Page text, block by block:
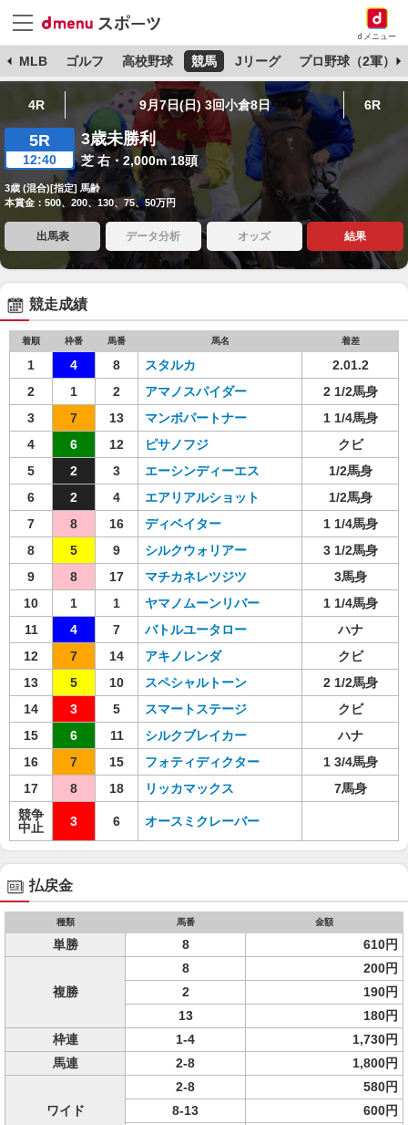
dメニュー
MLB ゴルフ 高校野球 競馬 Jリーグ プロ野球（2軍）
4R 9月7日(日) 3回小倉8日 6R
5R
12:40
3歳未勝利
芝 右・2,000m 18頭
3歳 (混合)[指定] 馬齢
本賞金：500、200、130、75、50万円
出馬表 データ分析 オッズ 結果
競走成績
着順 枠番 馬番 馬名 着差
1 4 8 スタルカ
2.01.2
2
1 2 アマノスパイダー
2 1/2馬身
3
7 13 マンボパートナー
1 1/4馬身
4
6 12 ピサノフジ
クビ
5
2 3 エーシンディーエス
1/2馬身
6
2 4 エアリアルショット
1/2馬身
7
8 16 ディベイター
1 1/4馬身
8
5 9 シルクウォリアー
3 1/2馬身
9
8 17 マチカネレツジツ
3馬身
10
1 1 ヤマノムーンリバー
1 1/4馬身
11
4 7 バトルユータロー
ハナ
12
7 14 アキノレンダ
クビ
13
5 10 スペシャルトーン
2 1/2馬身
14
3 5 スマートステージ
クビ
15
6 11 シルクブレイカー
ハナ
16
7 15 フォティディクター
1 3/4馬身
17
8 18 リッカマックス
7馬身
競争
中止
3 6 オースミクレーバー
払戻金
種類 馬番 金額
単勝 8 610円
複勝
8
200円
2
190円
13
180円
枠連
1-4
1,730円
馬連
2-8 1,800円
ワイド
2-8
580円
8-13
600円